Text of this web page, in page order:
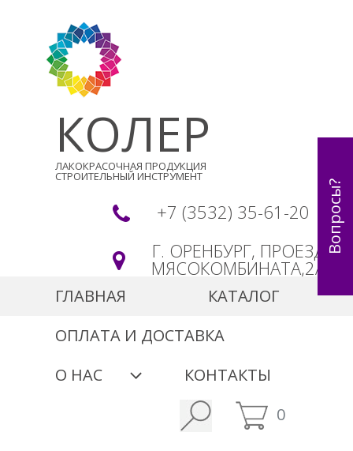
КОЛЕР
ЛАКОКРАСОЧНАЯ ПРОДУКЦИЯ
СТРОИТЕЛЬНЫЙ ИНСТРУМЕНТ
+7 (3532) 35-61-20
Г. ОРЕНБУРГ, ПРОЕЗД
МЯСОКОМБИНАТА,2А
ГЛАВНАЯ
КАТАЛОГ
ОПЛАТА И ДОСТАВКА
О НАС
КОНТАКТЫ
0
Вопросы?